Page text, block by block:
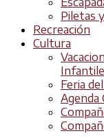
Piletas
Recreación
Cultura
Feria
Agenda